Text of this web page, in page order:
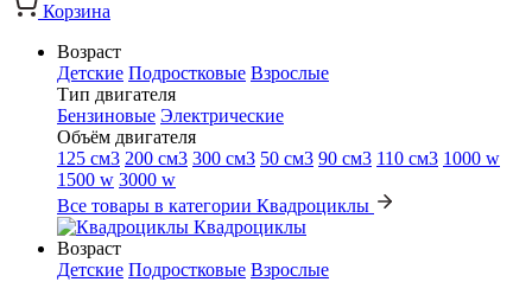
Корзина
Возраст
Детские Подростковые Взрослые
Тип двигателя
Бензиновые Электрические
Объём двигателя
125 см3 200 см3 300 см3 50 см3 90 см3 110 см3 1000 w
1500 w 3000 w
Все товары в категории Квадроциклы
Квадроциклы
Возраст
Детские Подростковые Взрослые